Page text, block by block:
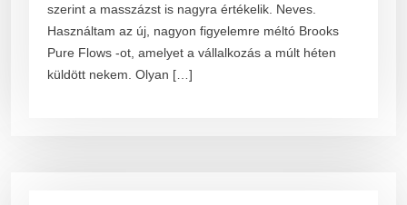
szerint a masszázst is nagyra értékelik. Neves.
Használtam az új, nagyon figyelemre méltó Brooks
Pure Flows -ot, amelyet a vállalkozás a múlt héten
küldött nekem. Olyan […]